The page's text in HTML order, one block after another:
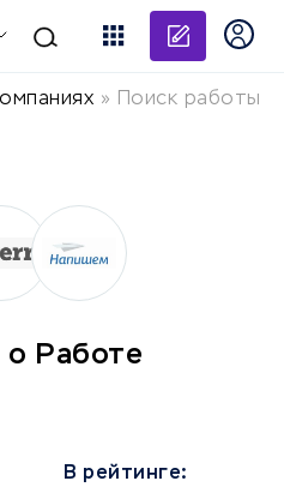
» Поиск работы
Работе
В рейтинге: